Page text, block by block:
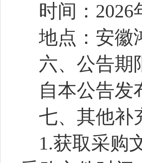
时间： 2026
地点： 安徽
六、公告期
自本公告发
七、其他补
1.获取采购